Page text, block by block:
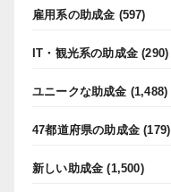
雇用系の助成金 (597)
IT・観光系の助成金 (290)
ユニークな助成金 (1,488)
47都道府県の助成金 (179)
新しい助成金 (1,500)